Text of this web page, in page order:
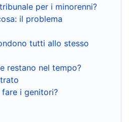
per i minorenni?
il problema
tutti allo stesso
restano nel tempo?
i genitori?